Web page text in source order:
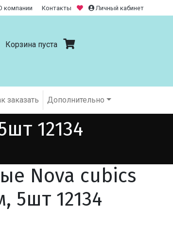
компании Контакты Личный кабинет
Корзина пуста
заказать Дополнительно
12134
Nova cubics
5шт 12134